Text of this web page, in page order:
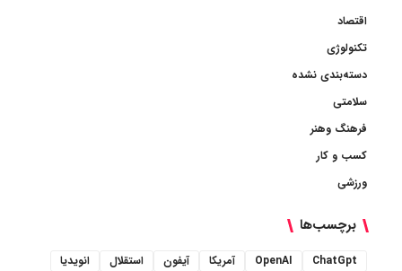
اقتصاد
تکنولوژی
دسته‌بندی نشده
سلامتی
فرهنگ وهنر
کسب و کار
ورزشی
برچسب‌ها
ChatGpt
OpenAI آمریکا آیفون استقلال
انویدیا